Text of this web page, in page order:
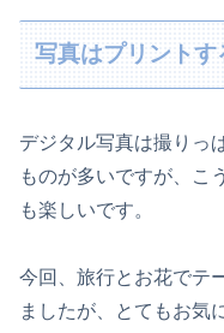
写真はプリントす
デジタル写真は撮りっ
ものが多いですが、こ
も楽しいです。
今回、旅行とお花でテ
ましたが、とてもお気